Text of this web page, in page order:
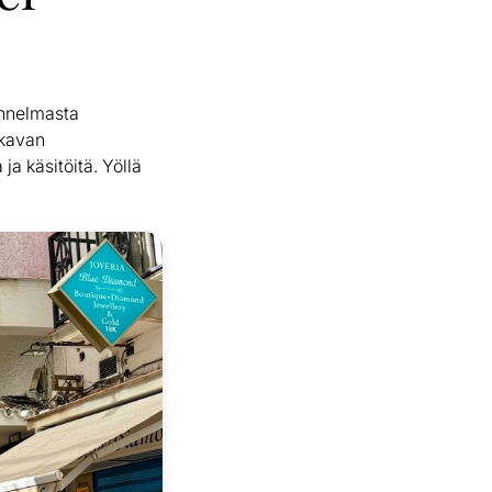
käsitöitä. Yöllä